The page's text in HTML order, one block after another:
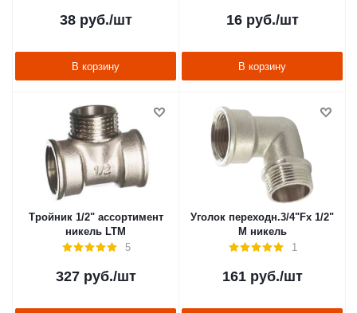
38руб./шт
В корзину
16руб./шт
В корзину
Тройник 1/2" ассортимент
никель LTM
5
327руб./шт
Уголок переходн.3/4"Fх 1/2"
М никель
1
161руб./шт